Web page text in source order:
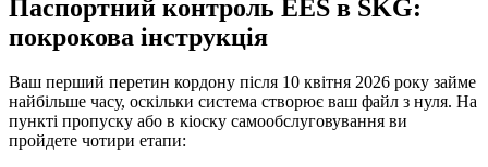
Паспортний контроль EES в SKG:
покрокова інструкція
Ваш перший перетин кордону після 10 квітня 2026 року займе
найбільше часу, оскільки система створює ваш файл з нуля. На
пункті пропуску або в кіоску самообслуговування ви
пройдете чотири етапи: